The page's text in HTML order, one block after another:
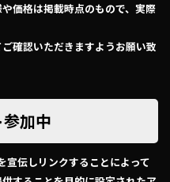
価格は掲載時点のもので、実際
確認いただきますようお願い致
加中
伝しリンクすることによって